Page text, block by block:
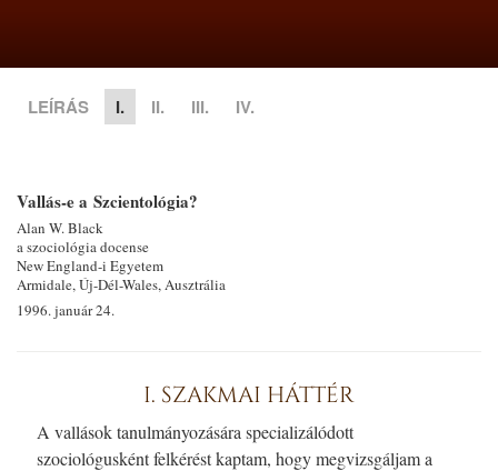
LEÍRÁS I. II. III. IV.
Vallás-e a Szcientológia?
Alan W. Black
a szociológia docense
New England-i Egyetem
Armidale, Új-Dél-Wales, Ausztrália
1996. január 24.
I. SZAKMAI HÁTTÉR
A vallások tanulmányozására specializálódott
szociológusként felkérést kaptam, hogy megvizsgáljam a